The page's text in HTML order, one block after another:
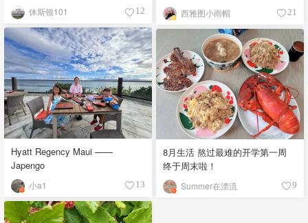
西雅图小雨帽 21
休斯顿101 12
Hyatt Regency Maui ——
Japengo
小a1 13
8月生活 熬过最难的开学第一周
终于周末啦！
Summer在漂流 9